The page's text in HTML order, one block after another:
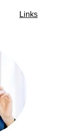
Links